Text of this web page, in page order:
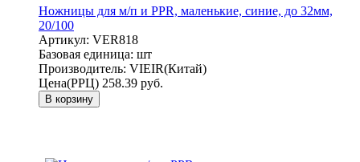
Ножницы для м/п и PPR, маленькие, синие, до 32мм,
20/100
Артикул: VER818
Базовая единица: шт
Производитель: VIEIR(Китай)
Цена(РРЦ) 258.39 руб.
В корзину